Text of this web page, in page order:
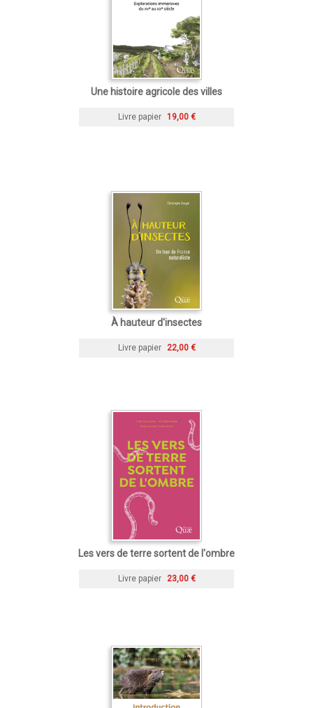
Une histoire agricole des villes
Livre papier 19,00 €
À hauteur d'insectes
Livre papier 22,00 €
Les vers de terre sortent de l'ombre
Livre papier 23,00 €